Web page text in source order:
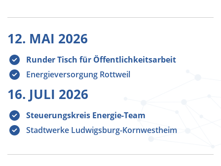
12. MAI 2026
Runder Tisch für Öffentlichkeitsarbeit
Energieversorgung Rottweil
16. JULI 2026
Steuerungskreis Energie-Team
Stadtwerke Ludwigsburg-Kornwestheim